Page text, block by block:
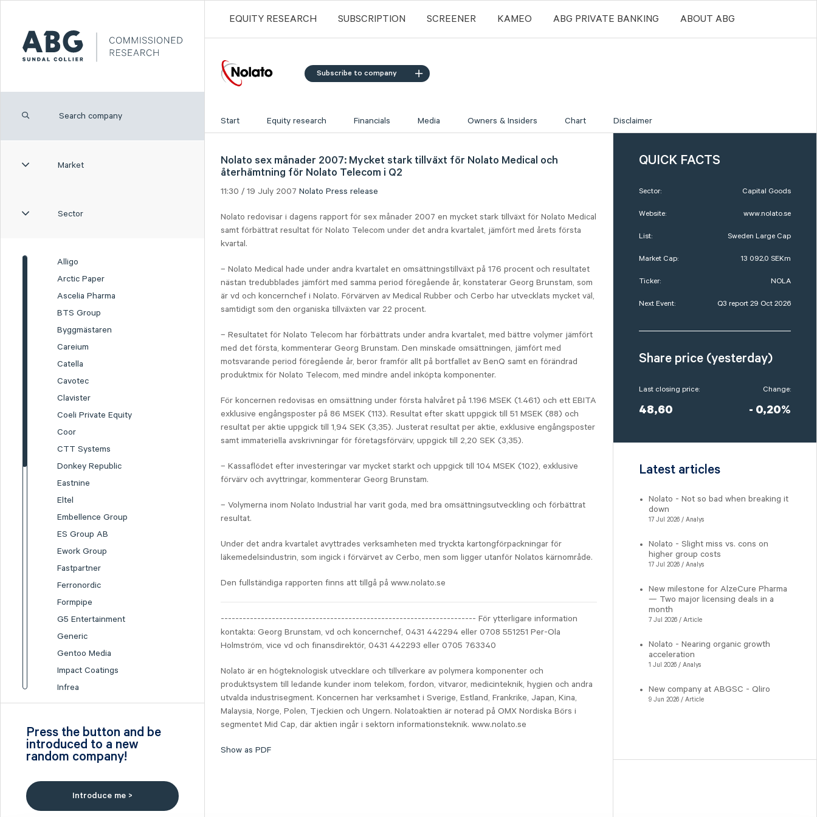
Market
Sector
Alligo
Arctic Paper
Ascelia Pharma
BTS Group
Byggmästaren
Careium
Catella
Cavotec
Clavister
Coeli Private Equity
Coor
CTT Systems
Donkey Republic
Eastnine
Eltel
Embellence Group
ES Group AB
Ework Group
Fastpartner
Ferronordic
Formpipe
G5 Entertainment
Generic
Gentoo Media
Impact Coatings
Infrea
Inission
I-tech
Lumi Gruppen
Press the button and be
introduced to a new
random company!
Introduce me >
EQUITY RESEARCH SUBSCRIPTION SCREENER KAMEO ABG PRIVATE BANKING ABOUT ABG
Subscribe to company
Start Equity research Financials Media Owners & Insiders Chart Disclaimer
Nolato sex månader 2007: Mycket stark tillväxt för Nolato Medical och
återhämtning för Nolato Telecom i Q2
11:30 / 19 July 2007 Nolato Press release
Nolato redovisar i dagens rapport för sex månader 2007 en mycket stark tillväxt för Nolato Medical
samt förbättrat resultat för Nolato Telecom under det andra kvartalet, jämfört med årets första
kvartal.
– Nolato Medical hade under andra kvartalet en omsättningstillväxt på 176 procent och resultatet
nästan tredubblades jämfört med samma period föregående år, konstaterar ­Georg Brunstam, som
är vd och koncernchef i Nolato. Förvärven av Medical Rubber och Cerbo har utvecklats mycket väl,
samtidigt som den organiska tillväxten var 22 procent.
– Resultatet för Nolato Telecom har förbättrats under andra kvartalet, med bättre volymer jämfört
med det första, kommenterar Georg Brunstam. Den minskade omsättningen, jämfört med
motsvarande period föregående år, beror framför allt på bortfallet av BenQ samt en förändrad
produktmix för Nolato Telecom, med mindre andel inköpta komponenter.
För koncernen redovisas en omsättning under första halvåret på 1.196 MSEK (1.461) och ett EBITA
exklusive engångsposter på 86 MSEK (113). Resultat efter skatt uppgick till 51 MSEK (88) och
resultat per aktie uppgick till 1,94 SEK (3,35). Justerat resultat per aktie, exklusive engångsposter
samt immateriella avskrivningar för företagsförvärv, uppgick till 2,20 SEK (3,35).
– Kassaflödet efter investeringar var mycket starkt och uppgick till 104 MSEK (102), exklusive
förvärv och avyttringar, kommenterar Georg Brunstam.
– Volymerna inom Nolato Industrial har varit goda, med bra omsättningsutveckling och förbättrat
resultat.
Under det andra kvartalet avyttrades verksamheten med tryckta kartongförpackningar för
läkemedelsindustrin, som ingick i förvärvet av Cerbo, men som ligger utanför Nolatos kärnområde.
Den fullständiga rapporten finns att tillgå på www.nolato.se
---------------------------------------------------------------------- För ytterligare information
kontakta: Georg Brunstam, vd och koncernchef, 0431 442294 eller 0708 551251 Per-Ola
Holmström, vice vd och finansdirektör, 0431 442293 eller 0705 763340
Nolato är en högteknologisk utvecklare och tillverkare av polymera komponenter och
produktsystem till ledande kunder inom telekom, fordon, vitvaror, medicinteknik, hygien och andra
utvalda industrisegment. Koncernen har verksamhet i Sverige, Estland, Frankrike, Japan, Kina,
Malaysia, Norge, Polen, Tjeckien och Ungern. Nolatoaktien är noterad på OMX Nordiska Börs i
segmentet Mid Cap, där aktien ingår i sektorn informationsteknik. www.nolato.se
Show as PDF
QUICK FACTS
Sector: Capital Goods
Website: www.nolato.se
List: Sweden Large Cap
Market Cap: 13 092,0 SEKm
Ticker: NOLA
Next Event: Q3 report 29 Oct 2026
Share price (yesterday)
Last closing price:
48,60
Change:
- 0,20%
Latest articles
Nolato - Not so bad when breaking it
down
17 Jul 2026 / Analys
Nolato - Slight miss vs. cons on
higher group costs
17 Jul 2026 / Analys
New milestone for AlzeCure Pharma
— Two major licensing deals in a
month
7 Jul 2026 / Article
Nolato - Nearing organic growth
acceleration
1 Jul 2026 / Analys
New company at ABGSC - Qliro
9 Jun 2026 / Article